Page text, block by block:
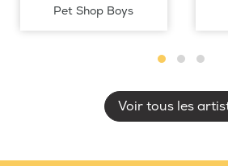
Pet Shop Boys
Voir tous les